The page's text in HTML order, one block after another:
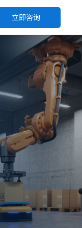
立即咨询